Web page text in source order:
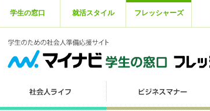
学生の窓口 就活スタイル フレッシャーズ